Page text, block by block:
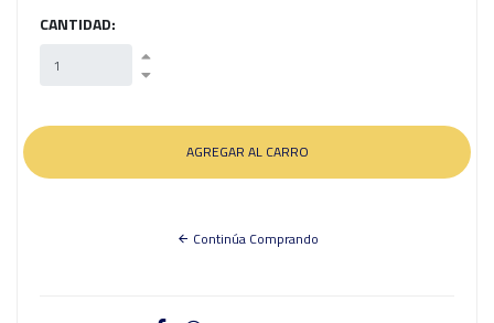
CANTIDAD:
Continúa Comprando